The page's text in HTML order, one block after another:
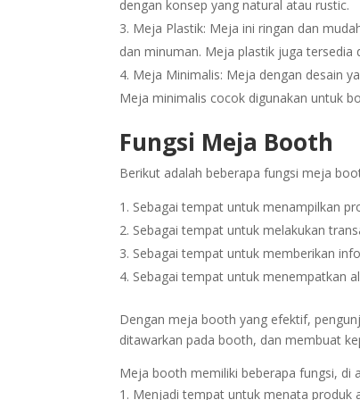
dengan konsep yang natural atau rustic.
Meja Plastik: Meja ini ringan dan
dan minuman. Meja plastik juga tersedia
Meja Minimalis: Meja dengan desain
Meja minimalis cocok digunakan untuk
Fungsi Meja Booth
Berikut adalah beberapa fungsi meja
Sebagai tempat untuk menampilkan
Sebagai tempat untuk melakukan
Sebagai tempat untuk memberikan
Sebagai tempat untuk menempatkan
Dengan meja booth yang efektif,
ditawarkan pada booth, dan membuat
Meja booth memiliki beberapa fungsi, di
Menjadi tempat untuk menata produk